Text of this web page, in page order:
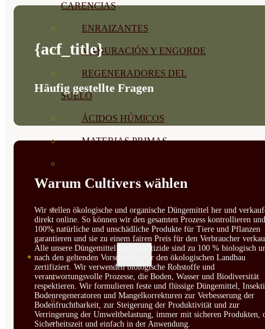
CARENCIAS
ENRAIZANTES
MADURACIÓN Y ENGORDE
REGENERADORES DEL
SUELO
ÁCIDOS HÚMICOS
MATERIAS PRIMAS
PLANTAS
PLANTAS INTERIOR
GROWPUNCH
SEMILLAS
VER TODAS
BIODINÁMICAS DEMETER
HORTALIZA FRUTO
{acf_title}
Häufig gestellte Fragen
Warum Cultivers wählen
Wir stellen ökologische und organische Düngemittel her und
direkt online. So können wir den gesamten Prozess kontrollieren und
100% natürliche und unschädliche Produkte für Tiere und Pflanzen
garantieren und sie zu einem fairen Preis für den Verbraucher
Alle unsere Düngemittel und Insektizide sind zu 100 % biologisch
nach den geltenden Vorschriften für den ökologischen Landbau
zertifiziert. Wir verwenden biologische Rohstoffe und
verantwortungsvolle Prozesse, die Boden, Wasser und Biodiversität
respektieren. Wir formulieren feste und flüssige Düngemittel,
Bodenregeneratoren und Mangelkorrekturen zur Verbesserung der
Bodenfruchtbarkeit, zur Steigerung der Produktivität und zur
Verringerung der Umweltbelastung, immer mit sicheren Produkten,
Sicherheitszeit und einfach in der Anwendung.